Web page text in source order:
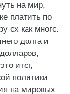
на мир,
платить по
ох как много.
долга и
итог,
политики
на мировых